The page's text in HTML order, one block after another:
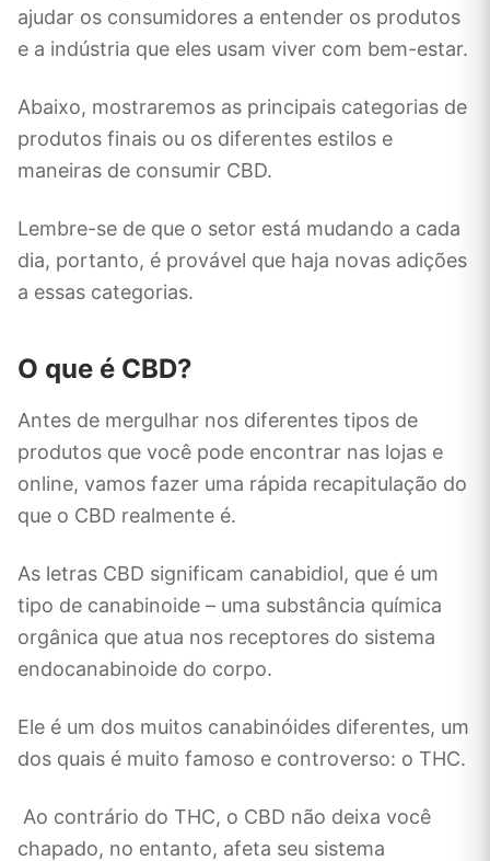
ajudar os consumidores a entender os produtos
e a indústria que eles usam viver com bem-estar.
Abaixo, mostraremos as principais categorias de
produtos finais ou os diferentes estilos e
maneiras de consumir CBD.
Lembre-se de que o setor está mudando a cada
dia, portanto, é provável que haja novas adições
a essas categorias.
O que é CBD?
Antes de mergulhar nos diferentes tipos de
produtos que você pode encontrar nas lojas e
online, vamos fazer uma rápida recapitulação do
que o CBD realmente é.
As letras CBD significam canabidiol, que é um
tipo de canabinoide – uma substância química
orgânica que atua nos receptores do sistema
endocanabinoide do corpo.
Ele é um dos muitos canabinóides diferentes, um
dos quais é muito famoso e controverso: o THC.
Ao contrário do THC, o CBD não deixa você
chapado, no entanto, afeta seu sistema